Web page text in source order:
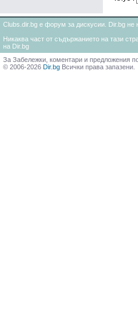
Clubs.dir.bg е форум за дискусии. Dir.bg не
Никаква част от съдържанието на тази
на Dir.bg
За Забележки, коментари и предложения
© 2006-2026 Dir.bg Всички права запазени.